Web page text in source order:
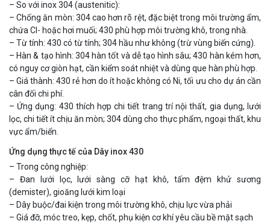
– So với inox 304 (austenitic):
– Chống ăn mòn: 304 cao hơn rõ rệt, đặc biệt trong môi trường ẩm,
chứa Cl- hoặc hơi muối; 430 phù hợp môi trường khô, trong nhà.
– Từ tính: 430 có từ tính; 304 hầu như không (trừ vùng biến cứng).
– Hàn & tạo hình: 304 hàn tốt và dễ tạo hình sâu; 430 hàn kém hơn,
có nguy cơ giòn hạt, cần kiểm soát nhiệt và dùng que hàn phù hợp.
– Giá thành: 430 rẻ hơn do ít hoặc không có Ni, tối ưu cho dự án cần
cân đối chi phí.
– Ứng dụng: 430 thích hợp chi tiết trang trí nội thất, gia dụng, lưới
lọc, chi tiết ít chịu ăn mòn; 304 dùng cho thực phẩm, ngoại thất, khu
vực ẩm/biển.
Ứng dụng thực tế của Dây inox 430
– Trong công nghiệp:
– Đan lưới lọc, lưới sàng cỡ hạt khô, tấm đệm khử sương
(demister), gioăng lưới kim loại
– Dây buộc/đai kiện trong môi trường khô, chịu lực vừa phải
– Giá đỡ, móc treo, kẹp, chốt, phụ kiện cơ khí yêu cầu bề mặt sạch